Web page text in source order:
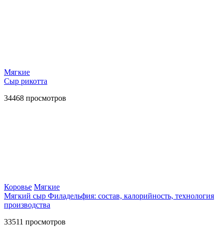
Мягкие
Сыр рикотта
34468 просмотров
Коровье Мягкие
Мягкий сыр Филадельфия: состав, калорийность, технология
производства
33511 просмотров